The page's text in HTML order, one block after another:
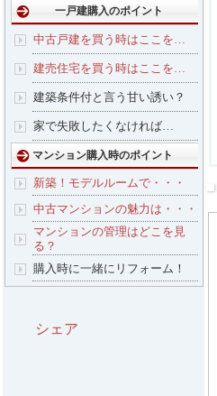
一戸建購入のポイント
中古戸建を買う時はここを…
建売住宅を買う時はここを…
建築条件付と言う甘い誘い？
家で失敗したくなければ…
マンション購入時のポイント
新築！モデルルームで・・・
中古マンションの魅力は・・・
マンションの管理はどこを見
る？
購入時に一緒にリフォーム！
シェア